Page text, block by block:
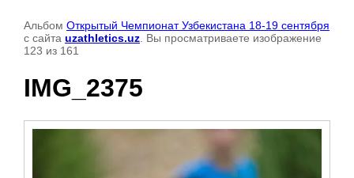
Альбом Открытый Чемпионат Узбекистана 18-19 сентября
с сайта uzathletics.uz . Вы просматриваете изображение
123 из 161
IMG_2375